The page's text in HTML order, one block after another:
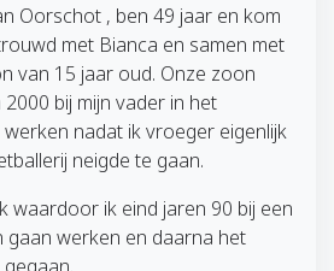
Oorschot , ben 49 jaar en kom
met Bianca en samen met
van 15 jaar oud. Onze zoon
2000 bij mijn vader in het
nadat ik vroeger eigenlijk
neigde te gaan.
waardoor ik eind jaren 90 bij een
gaan werken en daarna het